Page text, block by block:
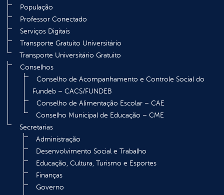
População
Professor Conectado
Serviços Digitais
Transporte Gratuito Universitário
Transporte Universitário Gratuito
Conselhos
Conselho de Acompanhamento e Controle Social do
Fundeb – CACS/FUNDEB
Conselho de Alimentação Escolar – CAE
Conselho Municipal de Educação – CME
Secretarias
Administração
Desenvolvimento Social e Trabalho
Educação, Cultura, Turismo e Esportes
Finanças
Governo